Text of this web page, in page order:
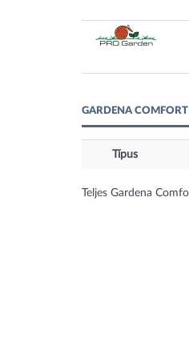
GARDENA
Típus
Teljes Gardena